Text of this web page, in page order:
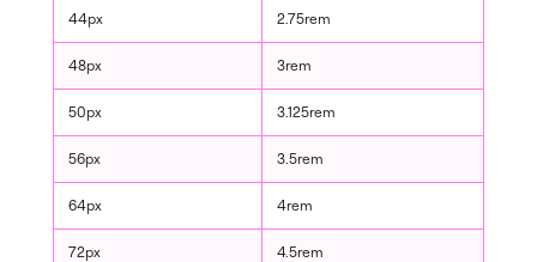
44px 2.75rem
48px 3rem
50px 3.125rem
56px 3.5rem
64px 4rem
72px 4.5rem